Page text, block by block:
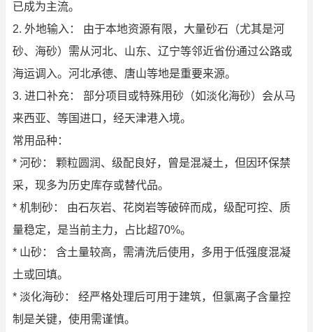
已成为主流。
2. 外地输入： 由于本地资源有限，大量砂石（尤其是河
砂、海砂）需从河北、山东、辽宁等邻近省份通过公路或
海运调入。河北承德、唐山等地是重要来源。
3. 进口补充： 部分项目或特殊用砂（如淡化海砂）会从马
来西亚、等国进口，经天津港入境。
常用品种：
* 河砂： 颗粒圆润、级配良好，曾是混凝土，但因环保禁
采，现多为历史库存或替代品。
* 机制砂： 由石灰岩、花岗岩等破碎而成，级配可控、质
量稳定，是当前主力，占比超70%。
* 山砂： 含土量较高，需清洗后使用，多用于低强度混凝
土或回填。
* 淡化海砂： 经严格处理后可用于建筑，但氯离子含量控
制是关键，使用需谨慎。